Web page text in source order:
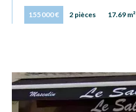
155 000 € 2 pièces 17.69 m²